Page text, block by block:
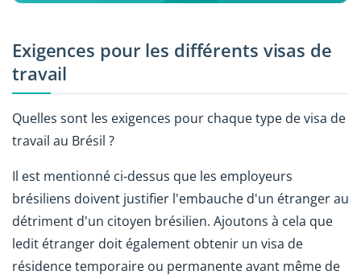
Exigences pour les différents visas de
travail
Quelles sont les exigences pour chaque type de visa de
travail au Brésil ?
Il est mentionné ci-dessus que les employeurs
brésiliens doivent justifier l'embauche d'un étranger au
détriment d'un citoyen brésilien. Ajoutons à cela que
ledit étranger doit également obtenir un visa de
résidence temporaire ou permanente avant même de